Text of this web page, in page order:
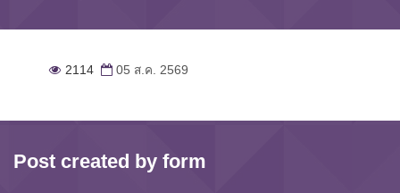
2114 05 ส.ค. 2569
Post created by form